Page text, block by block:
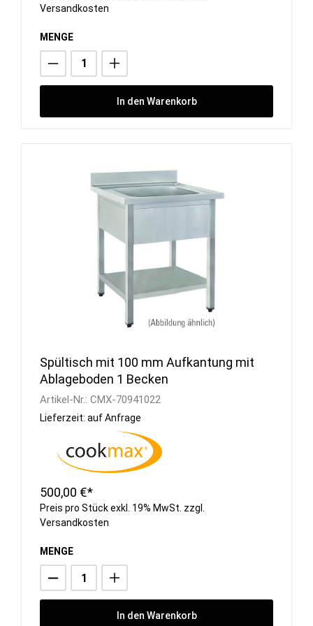
Versandkosten
MENGE
In den Warenkorb
Spültisch mit 100 mm Aufkantung mit
Ablageboden 1 Becken
Artikel-Nr.: CMX-70941022
Lieferzeit: auf Anfrage
500,00 €*
Preis pro Stück exkl. 19% MwSt. zzgl.
Versandkosten
MENGE
In den Warenkorb